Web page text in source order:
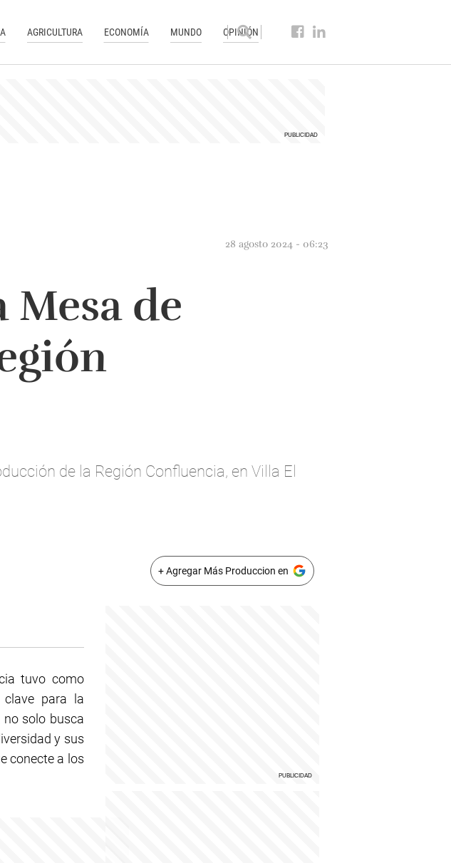
AGRICULTURA ECONOMÍA MUNDO OPINIÓN
28 agosto 2024 - 06:23
Mesa de
de la Región Confluencia, en Villa El
+ Agregar Más Produccion en
tuvo como
para la
no solo busca
y sus
conecte a los